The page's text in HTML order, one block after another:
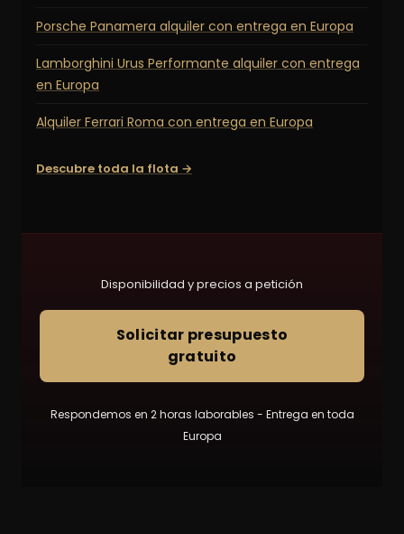
Porsche Panamera alquiler con entrega en Europa
Lamborghini Urus Performante alquiler con entrega
en Europa
Alquiler Ferrari Roma con entrega en Europa
Descubre toda la flota →
Disponibilidad y precios a petición
Solicitar presupuesto
gratuito
Respondemos en 2 horas laborables - Entrega en toda
Europa